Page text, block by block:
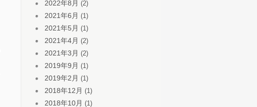
2022年8月 (2)
2021年6月 (1)
2021年5月 (1)
2021年4月 (2)
2021年3月 (2)
2019年9月 (1)
2019年2月 (1)
2018年12月 (1)
2018年10月 (1)